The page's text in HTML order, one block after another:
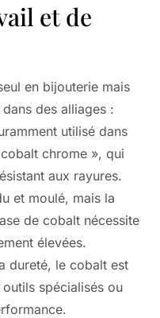
et de
en bijouterie mais
des alliages :
utilisé dans
chrome », qui
aux rayures.
et moulé, mais la
de cobalt nécessite
élevées.
dureté, le cobalt est
spécialisés ou